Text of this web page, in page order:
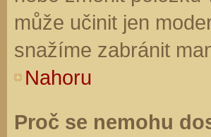
může učinit jen
snažíme zabránit
Nahoru
Proč se nemohu